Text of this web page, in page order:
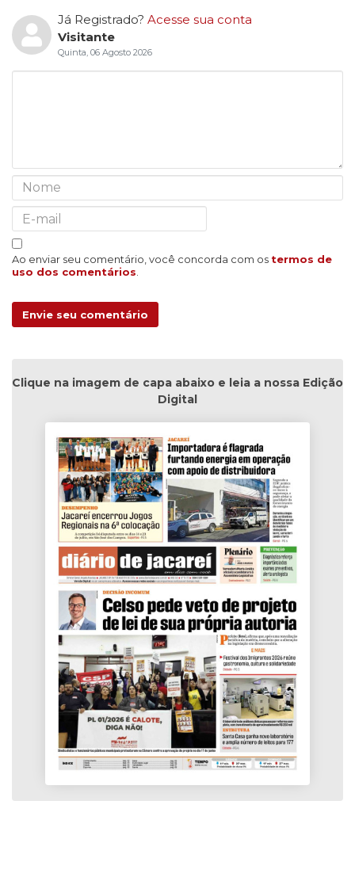
Já Registrado? Acesse sua conta
Visitante
Quinta, 06 Agosto 2026
Ao enviar seu comentário, você concorda com os termos de
uso dos comentários
Envie seu comentário
Clique na imagem de capa abaixo e leia a nossa Edição
Digital